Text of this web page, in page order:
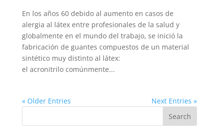
En los años 60 debido al aumento en casos de
alergia al látex entre profesionales de la salud y
globalmente en el mundo del trabajo, se inició la
fabricación de guantes compuestos de un material
sintético muy distinto al látex:
el acronitrilo comúnmente...
« Older Entries
Next Entries »
Search